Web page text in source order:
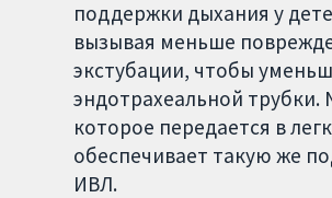
поддержки дыхания у
вызывая меньше
экстубации, чтобы
эндотрахеальной трубки.
которое передается в
обеспечивает такую же
ИВЛ.